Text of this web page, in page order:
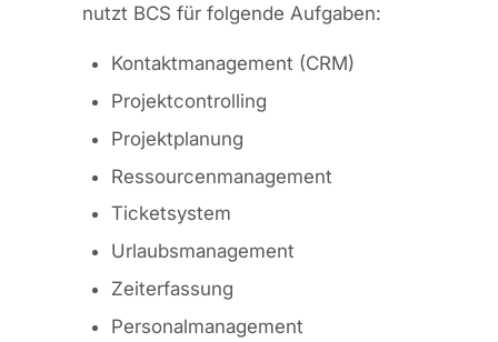
nutzt BCS für folgende Aufgaben:
Kontaktmanagement (CRM)
Projektcontrolling
Projektplanung
Ressourcenmanagement
Ticketsystem
Urlaubsmanagement
Zeiterfassung
Personalmanagement